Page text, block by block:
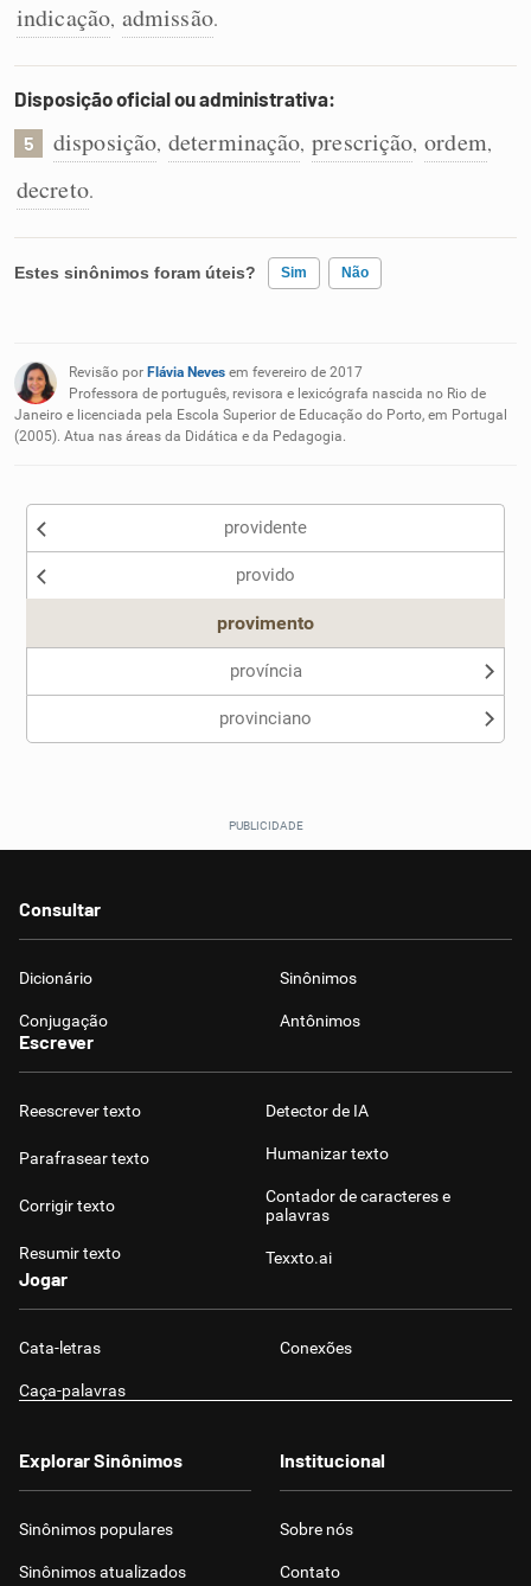
indicação, admissão.
Disposição oficial ou administrativa:
5 disposição, determinação, prescrição, ordem,
decreto.
Estes sinônimos foram úteis? Sim Não
Nenhum dos sinônimos apresentados me ajudou
Outro
Revisão por Flávia Neves em fevereiro de 2017
Professora de português, revisora e lexicógrafa nascida no Rio de
Janeiro e licenciada pela Escola Superior de Educação do Porto, em Portugal
(2005). Atua nas áreas da Didática e da Pedagogia.
providente
provido
provimento
província
provinciano
Consultar
Dicionário Sinônimos
Conjugação Antônimos
Escrever
Reescrever texto
Parafrasear texto
Corrigir texto
Resumir texto
Detector de IA
Humanizar texto
Contador de caracteres e
palavras
Texxto.ai
Jogar
Cata-letras Conexões
Caça-palavras
Explorar Sinônimos
Sinônimos populares
Sinônimos atualizados
Institucional
Sobre nós
Contato